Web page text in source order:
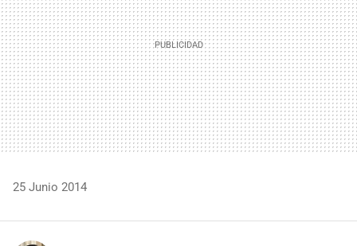
25 Junio 2014